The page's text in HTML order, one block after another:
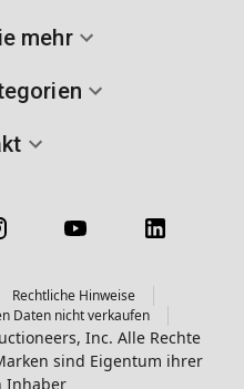
mehr
Rechtliche Hinweise
Daten nicht verkaufen
Inc. Alle Rechte
sind Eigentum ihrer
Inhaber